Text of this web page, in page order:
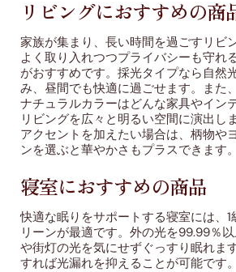
リビングにおすすめの商
家族が集まり、長い時間を過ごすリビ
よく取り入れつつプライバシーも守れ
がおすすめです。採光タイプなら自然
み、昼間でも快適に過ごせます。また
ナチュラルカラーはどんな家具やイン
リビングを広々と明るい空間に演出し
アクセントを加えたい場合は、柄物や
ンを選ぶと華やかさもプラスできます。
寝室におすすめの商品
快適な眠りをサポートする寝室には、
リーンが最適です。外の光を99.99％
や街灯の光を気にせずぐっすり眠れま
すれば光漏れを抑えることが可能です。